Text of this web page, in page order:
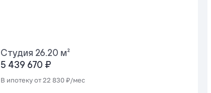
Студия 26.20 м²
5 439 670 ₽
В ипотеку от 22 830 ₽/мес